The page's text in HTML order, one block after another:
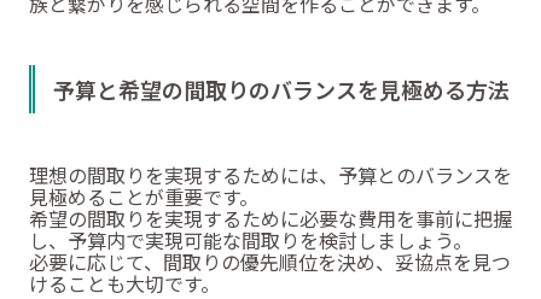
予算と希望の間取りのバランスを見極める方法
理想の間取りを実現するためには、予算とのバランスを
見極めることが重要です。
希望の間取りを実現するために必要な費用を事前に把握
し、予算内で実現可能な間取りを検討しましょう。
必要に応じて、間取りの優先順位を決め、妥協点を見つ
けることも大切です。